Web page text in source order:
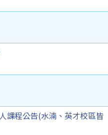
課程公告(水湳、英才校區皆